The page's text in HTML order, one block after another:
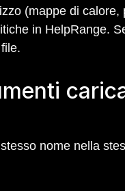
(mappe di
in HelpRange.
nome nella